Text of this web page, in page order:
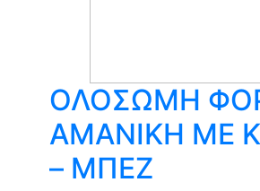
ΟΛΟΣΩΜΗ
ΑΜΑΝΙΚΗ ΜΕ
– ΜΠΕΖ